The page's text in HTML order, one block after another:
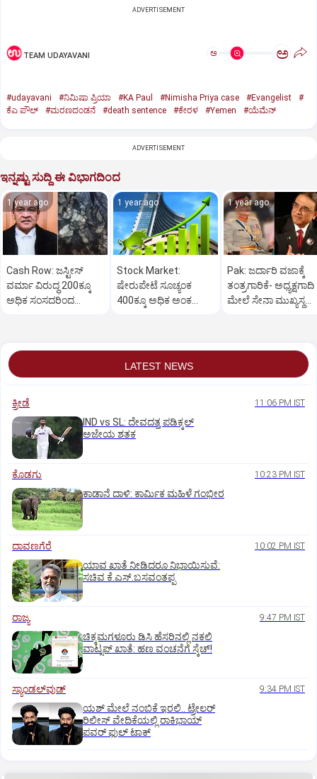
ADVERTISEMENT
TEAM UDAYAVANI ಅ ಅ
#udayavani #ನಿಮಿಷಾ ಪ್ರಿಯಾ #KA Paul #Nimisha Priya case #Evangelist
#
ಕೆಎ ಪೌಲ್
#ಮರಣದಂಡನೆ #death sentence #ಕೇರಳ #Yemen #ಯೆಮೆನ್‌
ADVERTISEMENT
ಇನ್ನಷ್ಟು ಸುದ್ದಿ ಈ ವಿಭಾಗದಿಂದ
1 year ago
Cash Row: ಜಸ್ಟೀಸ್‌
ವರ್ಮಾ ವಿರುದ್ಧ 200ಕ್ಕೂ
ಅಧಿಕ ಸಂಸದರಿಂದ
1 year ago
Stock Market:
ಷೇರುಪೇಟೆ ಸೂಚ್ಯಂಕ
400ಕ್ಕೂ ಅಧಿಕ ಅಂಕ
1 year ago
Pak: ಜರ್ದಾರಿ ವಜಾಕ್ಕೆ
ತಂತ್ರಗಾರಿಕೆ- ಅಧ್ಯಕ್ಷಗಾದಿ
ಮೇಲೆ ಸೇನಾ ಮುಖ್ಯಸ್ಥ
LATEST NEWS
ಕ್ರೀಡೆ 11:06 PM IST
IND vs SL: ದೇವದತ್ತ ಪಡಿಕ್ಕಲ್‌
ಅಜೇಯ ಶತಕ
ಕೊಡಗು 10:23 PM IST
ಕಾಡಾನೆ ದಾಳಿ: ಕಾರ್ಮಿಕ ಮಹಿಳೆ ಗಂಭೀರ
ದಾವಣಗೆರೆ 10:02 PM IST
ಯಾವ ಖಾತೆ ನೀಡಿದರೂ ನಿಭಾಯಿಸುವೆ:
ಸಚಿವ ಕೆ.ಎಸ್.ಬಸವಂತಪ್ಪ
ರಾಜ್ಯ 9:47 PM IST
ಚಿಕ್ಕಮಗಳೂರು ಡಿಸಿ ಹೆಸರಿನಲ್ಲಿ ನಕಲಿ
ವಾಟ್ಸಪ್ ಖಾತೆ: ಹಣ ವಂಚನೆಗೆ ಸ್ಕೆಚ್!
ಸ್ಯಾಂಡಲ್‌ವುಡ್‌ 9:34 PM IST
ಯಶ್‌ ಮೇಲೆ ನಂಬಿಕೆ ಇರಲಿ.. ಟ್ರೇಲರ್‌
ರಿಲೀಸ್‌ ವೇದಿಕೆಯಲ್ಲಿ ರಾಕಿಭಾಯ್‌
ಪವರ್‌ ಫುಲ್‌ ಟಾಕ್